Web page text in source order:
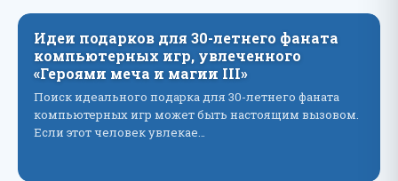
Идеи подарков для 30-летнего фаната
компьютерных игр, увлеченного
«Героями меча и магии III»
Поиск идеального подарка для 30-летнего фаната
компьютерных игр может быть настоящим вызовом.
Если этот человек увлекае…